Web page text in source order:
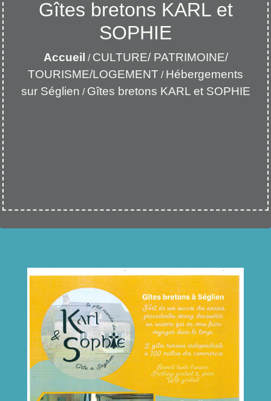
Gîtes bretons KARL et
SOPHIE
Accueil / CULTURE/ PATRIMOINE/
TOURISME/LOGEMENT / Hébergements
sur Séglien / Gîtes bretons KARL et SOPHIE